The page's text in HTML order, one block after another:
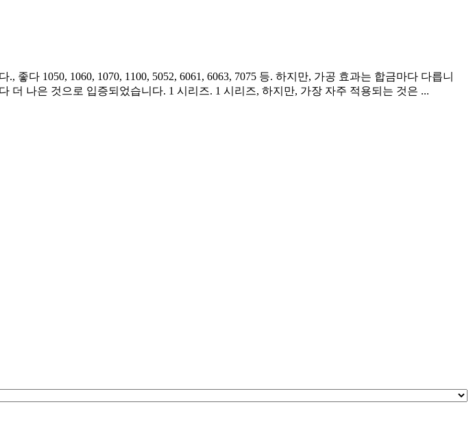
다 1050, 1060, 1070, 1100, 5052, 6061, 6063, 7075 등. 하지만, 가공 효과는 합금마다 다릅니
더 나은 것으로 입증되었습니다. 1 시리즈. 1 시리즈, 하지만, 가장 자주 적용되는 것은 ...